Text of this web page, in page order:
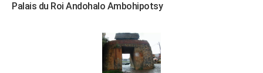
Palais du Roi Andohalo Ambohipotsy